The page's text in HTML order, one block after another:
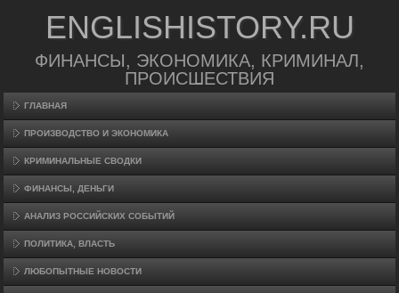
ENGLISHISTORY.RU
ФИНАНСЫ, ЭКОНОМИКА, КРИМИНАЛ,
ПРОИСШЕСТВИЯ
ГЛАВНАЯ
ПРОИЗВΟДСТВО И ЭКОНОМИКА
КРИМИНАЛЬНЫЕ СВОДКИ
ФИНАНСЫ, ДЕНЬГИ
АНАЛИЗ РОССИЙСКИХ СОБЫТИЙ
ПОЛИТИКА, ВЛАСТЬ
ЛЮБОПЫТНЫЕ НОВОСТИ